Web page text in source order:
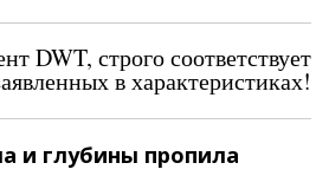
DWT, строго соответствует
в характеристиках!
и глубины пропила